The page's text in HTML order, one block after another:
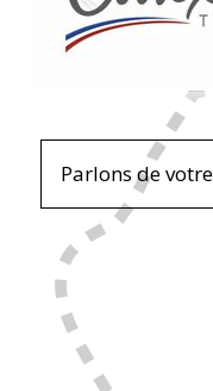
Parlons de